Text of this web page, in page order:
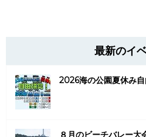
最新のイ
2026海の公園夏休み
８月のビーチバレー大